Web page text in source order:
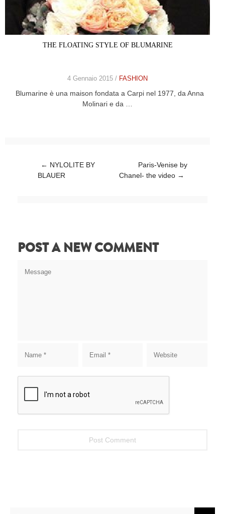
THE FLOATING STYLE OF BLUMARINE
4 Gennaio 2015 / FASHION
Blumarine è una maison fondata a Carpi nel 1977, da Anna
Molinari e da …
Post navigation
← NYLOLITE BY
BLAUER
Paris-Venise by
Chanel- the video →
POST A NEW COMMENT